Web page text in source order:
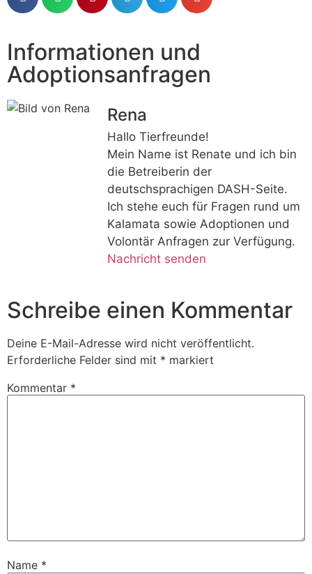
Informationen und
Adoptionsanfragen
Rena
Hallo Tierfreunde!
Mein Name ist Renate und ich bin
die Betreiberin der
deutschsprachigen DASH-Seite.
Ich stehe euch für Fragen rund um
Kalamata sowie Adoptionen und
Volontär Anfragen zur Verfügung.
Nachricht senden
Schreibe einen Kommentar
Deine E-Mail-Adresse wird nicht veröffentlicht.
Erforderliche Felder sind mit * markiert
Kommentar *
Name *